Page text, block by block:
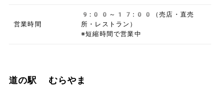
営業時間
9:00～17:00（売店・直売
所・レストラン）
※短縮時間で営業中
道の駅 むらやま